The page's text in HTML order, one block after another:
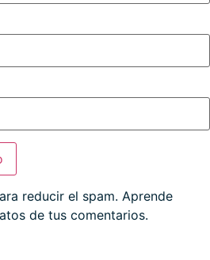
reducir el spam. Aprende
de tus comentarios.